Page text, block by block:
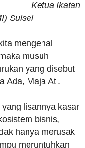
Ketua Ikatan
Sulsel
mengenal
musuh
yang disebut
Ada, Maja Ati.
lisannya kasar
bisnis,
hanya merusak
meruntuhkan